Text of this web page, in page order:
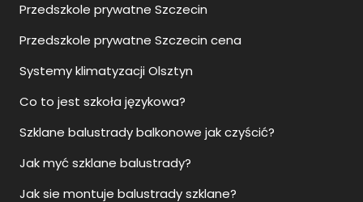
Przedszkole prywatne Szczecin
Przedszkole prywatne Szczecin cena
Systemy klimatyzacji Olsztyn
Co to jest szkoła językowa?
Szklane balustrady balkonowe jak czyścić?
Jak myć szklane balustrady?
Jak sie montuje balustrady szklane?